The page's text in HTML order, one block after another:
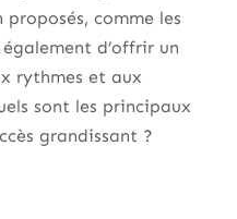
comme les
d’offrir un
rythmes et aux
sont les principaux
grandissant ?